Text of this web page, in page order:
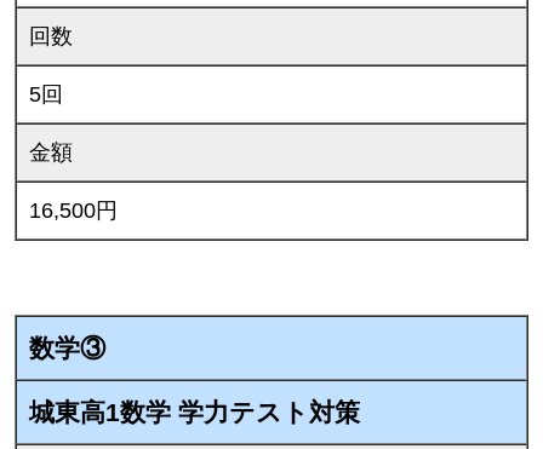
回数
5回
金額
16,500円
数学③
城東高1数学 学力テスト対策